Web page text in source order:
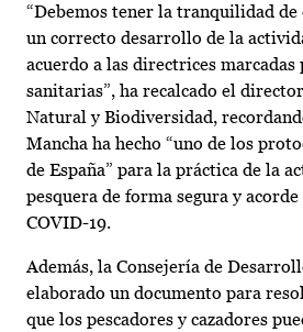
“Debemos tener la tranquilidad de
un correcto desarrollo de la
acuerdo a las directrices
sanitarias”, ha recalcado el
Natural y Biodiversidad,
Mancha ha hecho “uno de los
de España” para la práctica de la
pesquera de forma segura y
COVID-19.
Además, la Consejería de
elaborado un documento para
que los pescadores y cazadores